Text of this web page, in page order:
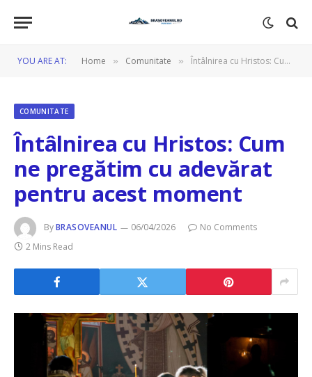
YOU ARE AT: Home » Comunitate » Întâlnirea cu Hristos: Cum ne pregătim cu adevărat pentru acest moment
COMUNITATE
Întâlnirea cu Hristos: Cum
ne pregătim cu adevărat
pentru acest moment
ByBRASOVEANUL 06/04/2026
No Comments
2 Mins Read